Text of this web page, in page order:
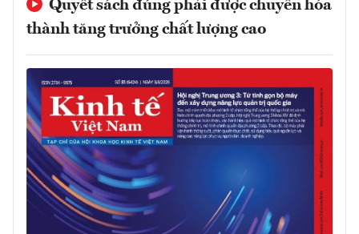
Quyết sách đúng phải được chuyển hóa
thành tăng trưởng chất lượng cao